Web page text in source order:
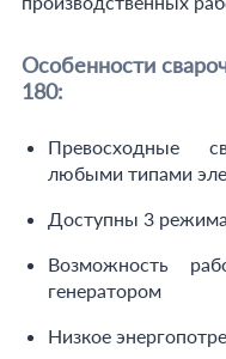
Особенности
180:
Превосходные
любыми типами
Доступны 3
Возможность
генератором
Низкое